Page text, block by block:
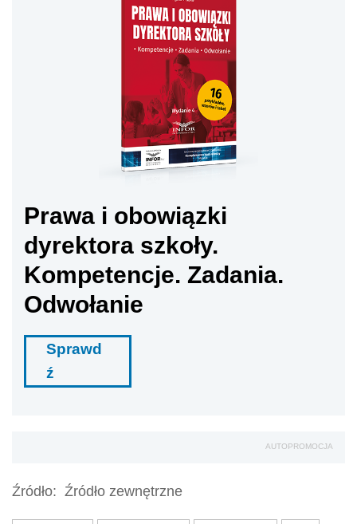
Prawa i obowiązki
dyrektora szkoły.
Kompetencje. Zadania.
Odwołanie
Sprawd
ź
AUTOPROMOCJA
Źródło: Źródło zewnętrzne